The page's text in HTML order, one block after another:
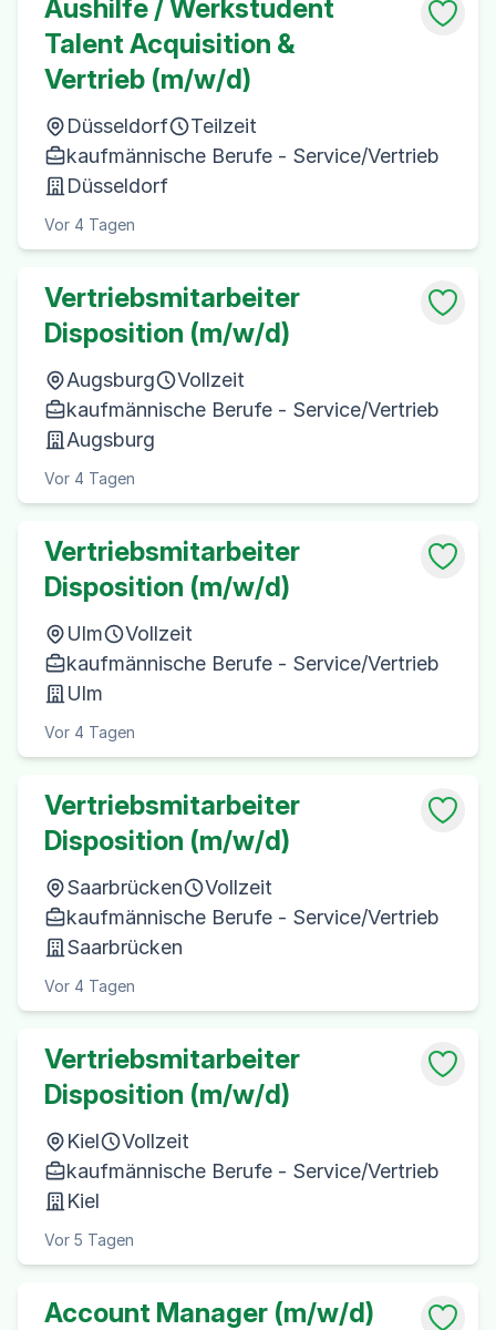
Aushilfe / Werkstudent
Talent Acquisition &
Vertrieb (m/w/d)
Düsseldorf
Teilzeit
kaufmännische Berufe - Service/Vertrieb
Düsseldorf
Vor 4 Tagen
Vertriebsmitarbeiter
Disposition (m/w/d)
Augsburg
Vollzeit
kaufmännische Berufe - Service/Vertrieb
Augsburg
Vor 4 Tagen
Vertriebsmitarbeiter
Disposition (m/w/d)
Ulm
Vollzeit
kaufmännische Berufe - Service/Vertrieb
Ulm
Vor 4 Tagen
Vertriebsmitarbeiter
Disposition (m/w/d)
Saarbrücken
Vollzeit
kaufmännische Berufe - Service/Vertrieb
Saarbrücken
Vor 4 Tagen
Vertriebsmitarbeiter
Disposition (m/w/d)
Kiel
Vollzeit
kaufmännische Berufe - Service/Vertrieb
Kiel
Vor 5 Tagen
Account Manager (m/w/d)